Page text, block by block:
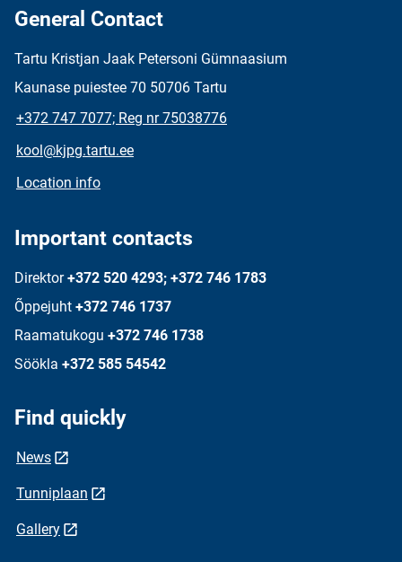
General Contact
Tartu Kristjan Jaak Petersoni Gümnaasium
Kaunase puiestee 70 50706 Tartu
+372 747 7077; Reg nr 75038776
kool@kjpg.tartu.ee
Location info
Important contacts
Direktor +372 520 4293; +372 746 1783
Õppejuht +372 746 1737
Raamatukogu +372 746 1738
Söökla +372 585 54542
Find quickly
News
Tunniplaan
Gallery